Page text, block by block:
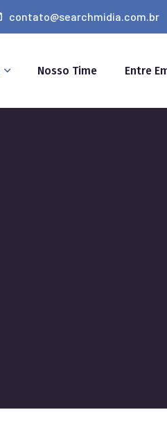
contato@searchmidia.com.br
Nosso Time Entre